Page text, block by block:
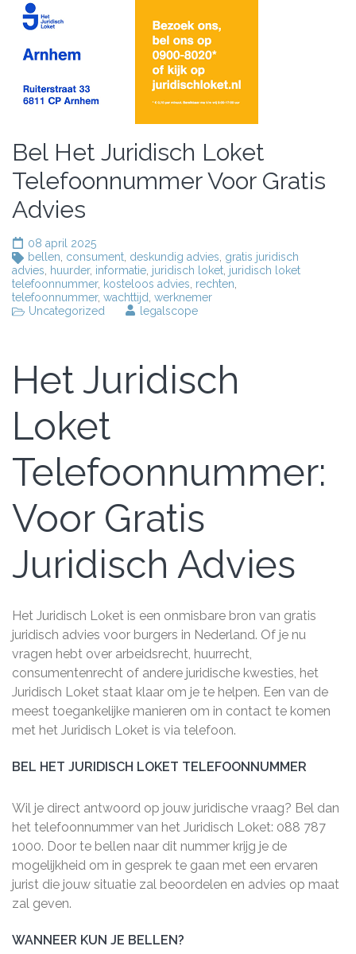
Bel Het Juridisch Loket
Telefoonnummer Voor Gratis
Advies
08 april 2025
bellen consument deskundig advies gratis juridisch
advies
huurder, informatie juridisch loket juridisch loket
telefoonnummer, kosteloos advies rechten
telefoonnummer, wachttijd werknemer
Uncategorized
legalscope
Het Juridisch
Loket
Telefoonnummer:
Voor Gratis
Juridisch Advies
Het Juridisch Loket is een onmisbare bron van gratis
juridisch advies voor burgers in Nederland. Of je nu
vragen hebt over arbeidsrecht, huurrecht,
consumentenrecht of andere juridische kwesties, het
Juridisch Loket staat klaar om je te helpen. Een van de
meest toegankelijke manieren om in contact te komen
met het Juridisch Loket is via telefoon.
BEL HET JURIDISCH LOKET TELEFOONNUMMER
Wil je direct antwoord op jouw juridische vraag? Bel dan
het telefoonnummer van het Juridisch Loket: 088 787
1000. Door te bellen naar dit nummer krijg je de
mogelijkheid om in gesprek te gaan met een ervaren
jurist die jouw situatie zal beoordelen en advies op maat
zal geven.
WANNEER KUN JE BELLEN?